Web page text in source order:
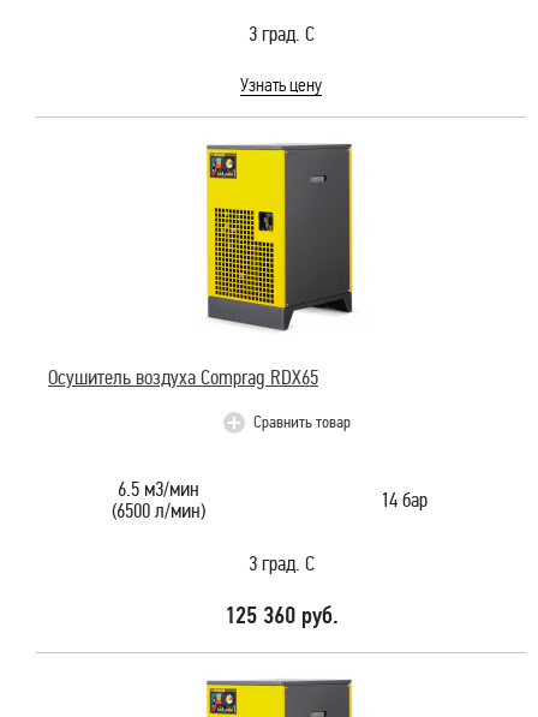
3 град. С
Узнать цену
Осушитель воздуха Comprag RDX65
Сравнить товар
6.5 м3/мин
(6500 л/мин)
14 бар
3 град. С
125 360 руб.